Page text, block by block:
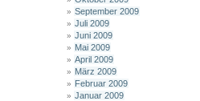
September 2009
Juli 2009
Juni 2009
Mai 2009
April 2009
März 2009
Februar 2009
Januar 2009